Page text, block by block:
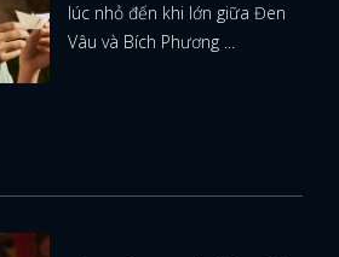
lúc nhỏ đến khi lớn giữa Đen
Vâu và Bích Phương ...